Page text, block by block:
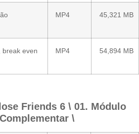
MP4 45,321 MB
break even
MP4 54,894 MB
Friends 6 \ 01. Módulo
\